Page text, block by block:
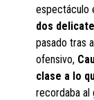
espectáculo
dos
pasado tras
ofensivo,
clase a lo
recordaba al